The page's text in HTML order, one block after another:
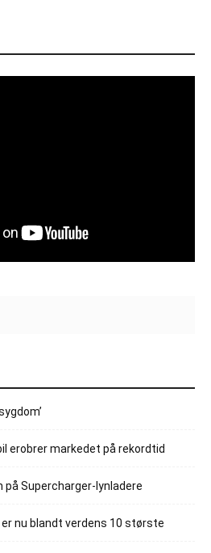
erobrer markedet på rekordtid
Supercharger-lynladere
nu blandt verdens 10 største